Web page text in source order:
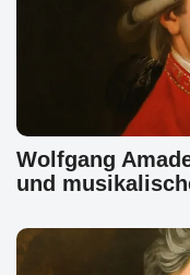
Wolfgang
und